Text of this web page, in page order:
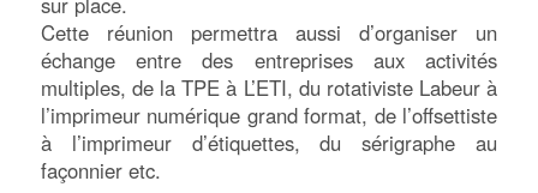
Cette réunion permettra aussi d’organiser un
échange entre des entreprises aux activités
multiples, de la TPE à L’ETI, du rotativiste Labeur à
l’imprimeur numérique grand format, de l’offsettiste
à l’imprimeur d’étiquettes, du sérigraphe au
façonnier etc.